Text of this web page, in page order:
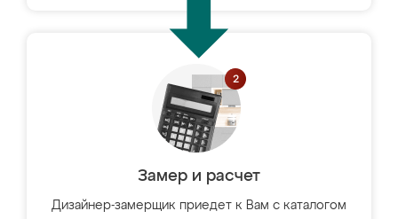
Замер и расчет
Дизайнер-замерщик приедет к Вам с каталогом